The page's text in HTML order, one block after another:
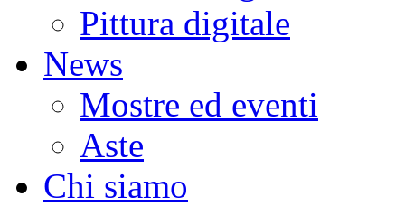
Pittura digitale
News
Mostre ed eventi
Aste
Chi siamo